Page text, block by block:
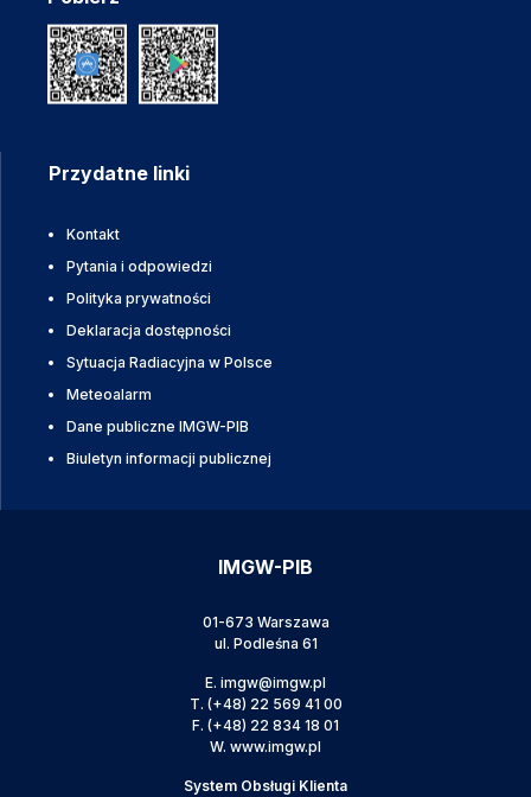
Przydatne linki
Kontakt
Pytania i odpowiedzi
Polityka prywatności
Deklaracja dostępności
Sytuacja Radiacyjna w Polsce
Meteoalarm
Dane publiczne IMGW-PIB
Biuletyn informacji publicznej
IMGW-PIB
01-673 Warszawa
ul. Podleśna 61
E. imgw@imgw.pl
T. (+48) 22 569 41 00
F. (+48) 22 834 18 01
W. www.imgw.pl
System Obsługi Klienta